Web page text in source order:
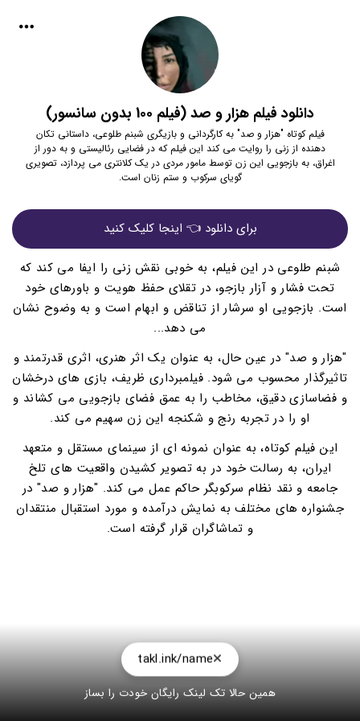
دانلود فیلم هزار و صد (فیلم 100 بدون سانسور)
فیلم کوتاه "هزار و صد" به کارگردانی و بازیگری شبنم طلوعی، داستانی تکان
دهنده از زنی را روایت می کند این فیلم که در فضایی رئالیستی و به دور از
اغراق، به بازجویی این زن توسط مامور مردی در یک کلانتری می پردازد، تصویری
گویای سرکوب و ستم زنان است.
برای دانلود 👈 اینجا کلیک کنید
شبنم طلوعی در این فیلم، به خوبی نقش زنی را ایفا می کند که
تحت فشار و آزار بازجو، در تقلای حفظ هویت و باورهای خود
است. بازجویی او سرشار از تناقض و ابهام است و به وضوح نشان
می دهد...
"هزار و صد" در عین حال، به عنوان یک اثر هنری، اثری قدرتمند و
تاثیرگذار محسوب می شود. فیلمبرداری ظریف، بازی های درخشان
و فضاسازی دقیق، مخاطب را به عمق فضای بازجویی می کشاند و
او را در تجربه رنج و شکنجه این زن سهیم می کند.
این فیلم کوتاه، به عنوان نمونه ای از سینمای مستقل و متعهد
ایران، به رسالت خود در به تصویر کشیدن واقعیت های تلخ
جامعه و نقد نظام سرکوبگر حاکم عمل می کند. "هزار و صد" در
جشنواره های مختلف به نمایش درآمده و مورد استقبال منتقدان
و تماشاگران قرار گرفته است.
takl.ink/name
همین حالا تک لینک رایگان خودت را بساز